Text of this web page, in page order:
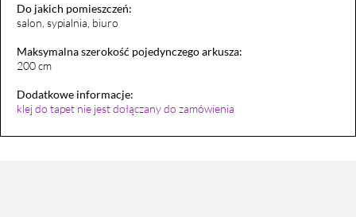
Do jakich pomieszczeń:
salon, sypialnia, biuro
Maksymalna szerokość pojedynczego arkusza:
200 cm
Dodatkowe informacje:
klej do tapet nie jest dołączany do zamówienia